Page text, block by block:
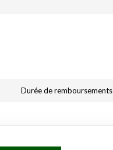
Durée de remboursements